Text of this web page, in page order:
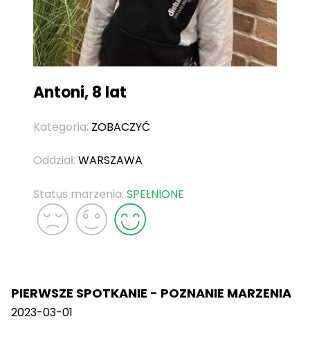
Antoni, 8 lat
Kategoria: ZOBACZYĆ
Oddział: WARSZAWA
Status marzenia: SPEŁNIONE
PIERWSZE SPOTKANIE - POZNANIE MARZENIA
2023-03-01